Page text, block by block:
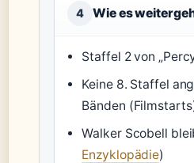
4 Wie es
Staffel 2 von
Keine 8. Staffel
Bänden
Walker Scobell
Enzyklopädie)